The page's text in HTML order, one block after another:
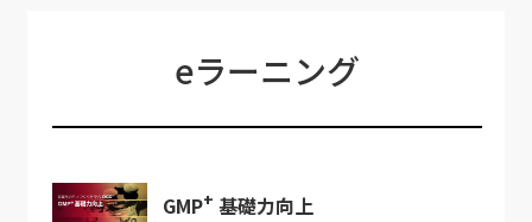
eラーニング
GMP+ 基礎力向上